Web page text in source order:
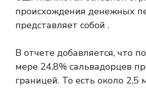
происхождения денежных
представляет собой .
В отчете добавляется, что
мере 24,8% сальвадорцев
границей. То есть около 2,5